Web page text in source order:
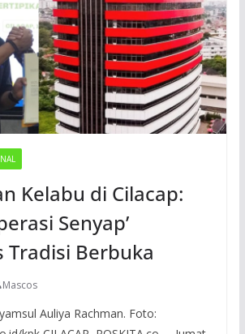
Kelabu di Cilacap:
Senyap’
Tradisi Berbuka
Mascos
Auliya Rachman. Foto: